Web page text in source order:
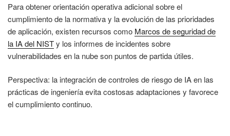
Para obtener orientación operativa adicional sobre el
cumplimiento de la normativa y la evolución de las prioridades
de aplicación, existen recursos como Marcos de seguridad de
la IA del NISTy los informes de incidentes sobre
vulnerabilidades en la nube son puntos de partida útiles.
Perspectiva: la integración de controles de riesgo de IA en las
prácticas de ingeniería evita costosas adaptaciones y favorece
el cumplimiento continuo.